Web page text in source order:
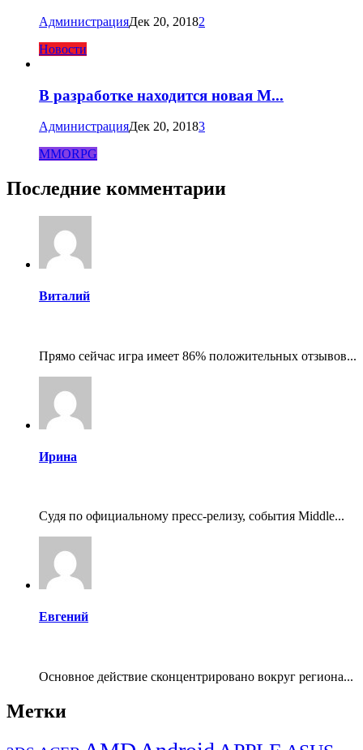
АдминистрацияДек 20, 20182
Новости
В разработке находится новая M...
АдминистрацияДек 20, 20183
MMORPG
Последние комментарии
Виталий
Прямо сейчас игра имеет 86% положительных отзывов...
Ирина
Судя по официальному пресс-релизу, события Middle...
Евгений
Основное действие сконцентрировано вокруг региона...
Метки